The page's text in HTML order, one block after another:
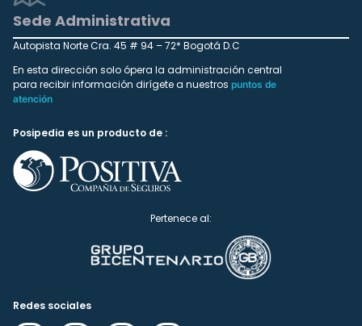
Sede Administrativa
Autopista Norte Cra. 45 # 94 – 72* Bogotá D.C
En esta dirección solo ópera la administración central
para recibir información dirígete a nuestros puntos de
atención
Posipedia es un producto de :
Pertenece al:
Redes sociales